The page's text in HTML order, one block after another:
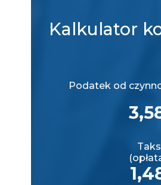
Kalkulator
Podatek od